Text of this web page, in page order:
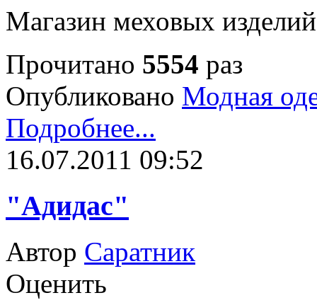
Магазин меховых
Прочитано 5554 раз
Опубликовано Модная
Подробнее...
16.07.2011 09:52
"Адидас"
Автор Саратник
Оценить